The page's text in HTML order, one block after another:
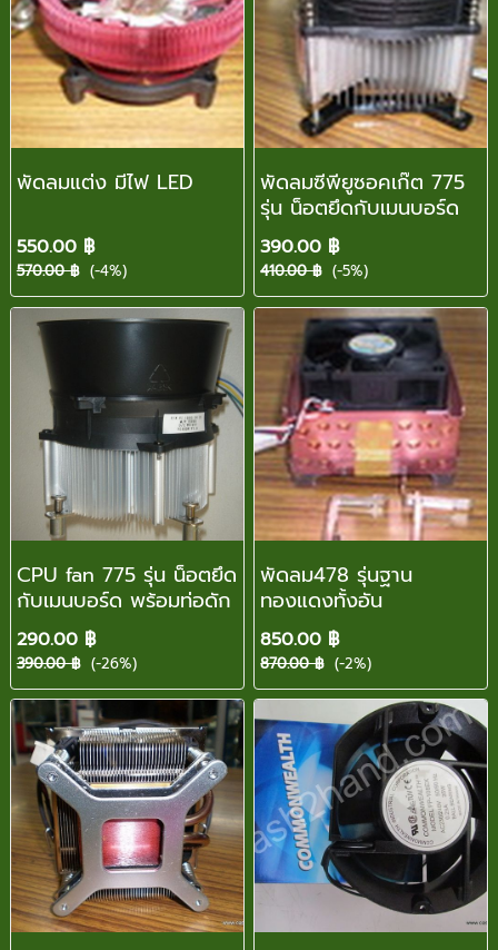
พัดลมแต่ง มีไฟ LED
550.00 ฿
570.00 ฿ (-4%)
พัดลมซีพียูซอคเก๊ต 775
รุ่น น็อตยึดกับเมนบอร์ด
390.00 ฿
410.00 ฿ (-5%)
CPU fan 775 รุ่น น็อตยึด
กับเมนบอร์ด พร้อมท่อดัก
290.00 ฿
390.00 ฿ (-26%)
พัดลม478 รุ่นฐาน
ทองแดงทั้งอัน
850.00 ฿
870.00 ฿ (-2%)